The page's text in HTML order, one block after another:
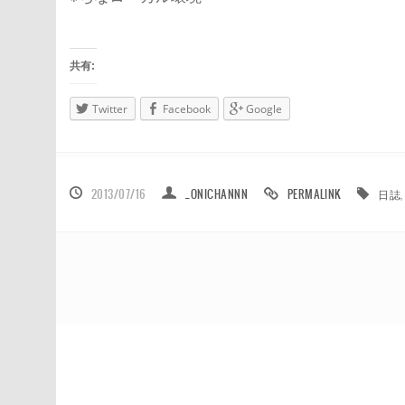
共有:
Twitter Facebook Google
2013/07/16 _ONICHANNN PERMALINK 日誌